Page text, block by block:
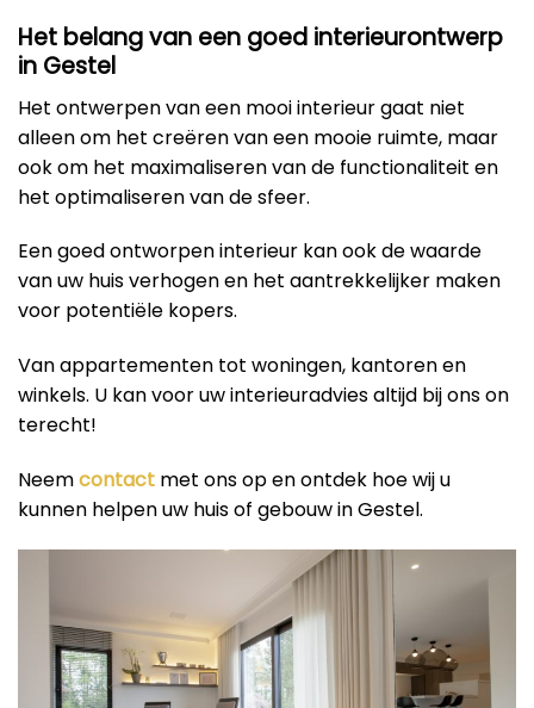
Het belang van een goed interieurontwerp
in Gestel
Het ontwerpen van een mooi interieur gaat niet
alleen om het creëren van een mooie ruimte, maar
ook om het maximaliseren van de functionaliteit en
het optimaliseren van de sfeer.
Een goed ontworpen interieur kan ook de waarde
van uw huis verhogen en het aantrekkelijker maken
voor potentiële kopers.
Van appartementen tot woningen, kantoren en
winkels. U kan voor uw interieuradvies altijd bij ons on
terecht!
Neemcontact met ons op en ontdek hoe wij u
kunnen helpen uw huis of gebouw in Gestel.